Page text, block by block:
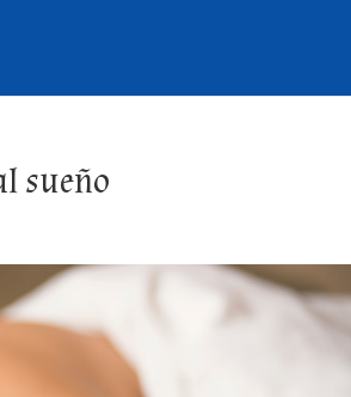
sueño